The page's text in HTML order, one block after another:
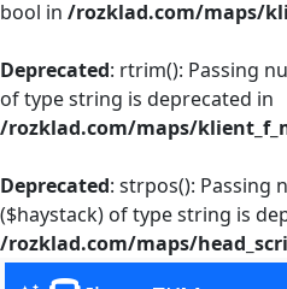
bool in /rozklad.com/maps/
Deprecated: rtrim(): Passing
of type string is deprecated in
/rozklad.com/maps/
Deprecated: strpos(): Passing
($haystack) of type string is
/rozklad.com/maps/